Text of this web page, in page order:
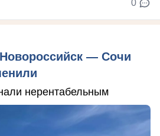
0
— Сочи
нерентабельным